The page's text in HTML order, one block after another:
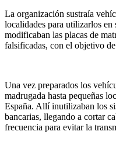
La organización sustraía
localidades para utilizarlos en
modificaban las placas de
falsificadas, con el objetivo
Una vez preparados los
madrugada hasta pequeñas
España. Allí inutilizaban los
bancarias, llegando a cortar
frecuencia para evitar la